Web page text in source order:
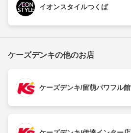
イオンスタイルつくば
ケーズデンキの他のお店
ケーズデンキ/留萌パワフル館